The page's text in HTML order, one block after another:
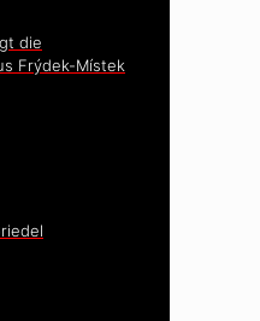
die
Frýdek-Místek